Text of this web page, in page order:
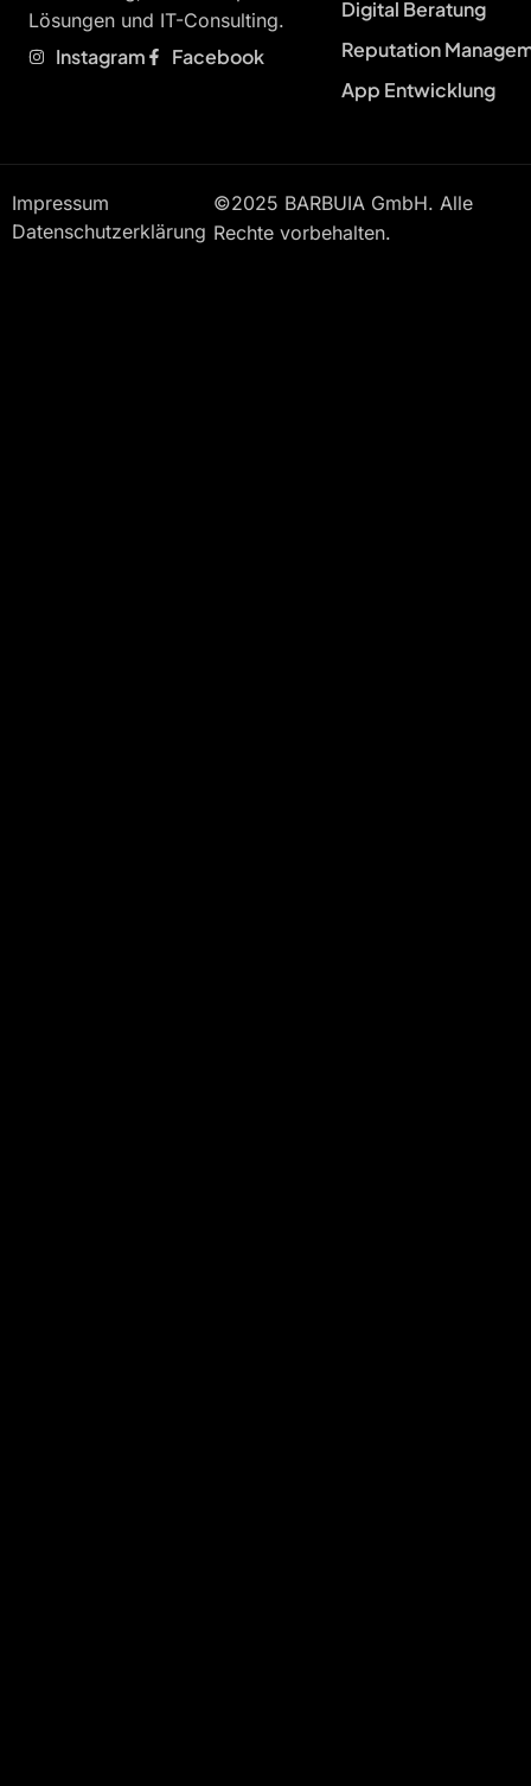
Lösungen und IT-Consulting.
Instagram Facebook
Digital Beratung
Reputation
App Entwicklung
Impressum
Datenschutzerklärung
©2025 BARBUIA GmbH. Alle
Rechte vorbehalten.